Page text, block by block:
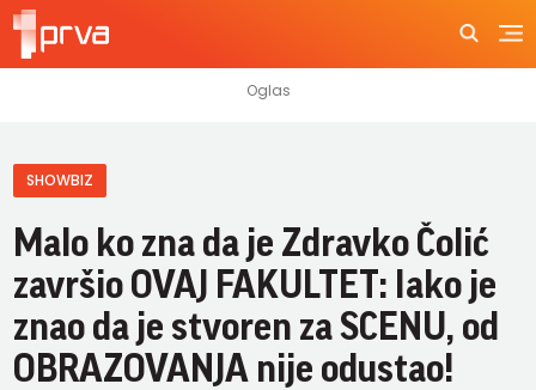
SHOWBIZ
Malo ko zna da je Zdravko Čolić
završio OVAJ FAKULTET: Iako je
znao da je stvoren za SCENU, od
OBRAZOVANJA nije odustao!